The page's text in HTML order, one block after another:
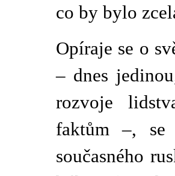
co by bylo
Opíraje se o
– dnes
rozvoje
faktům –, se
současného